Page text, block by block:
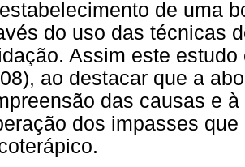
de uma
do uso das técnicas
Assim este
ao destacar que a
das causas e
dos impasses